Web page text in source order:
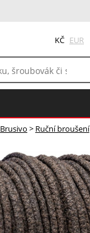
KČ EUR
Brusivo > Ruční broušení